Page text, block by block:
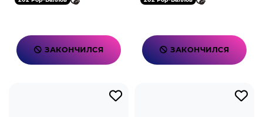
ЗАКОНЧИЛСЯ ЗАКОНЧИЛСЯ